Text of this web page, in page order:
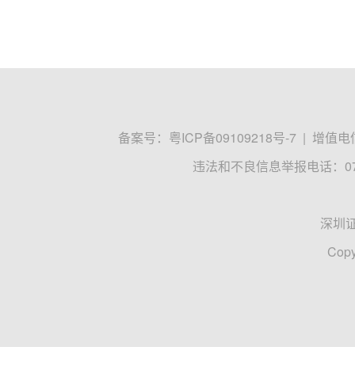
备案号： 粤ICP备09109218号-7 | 增值电
违法和不良信息举报电话：
深圳